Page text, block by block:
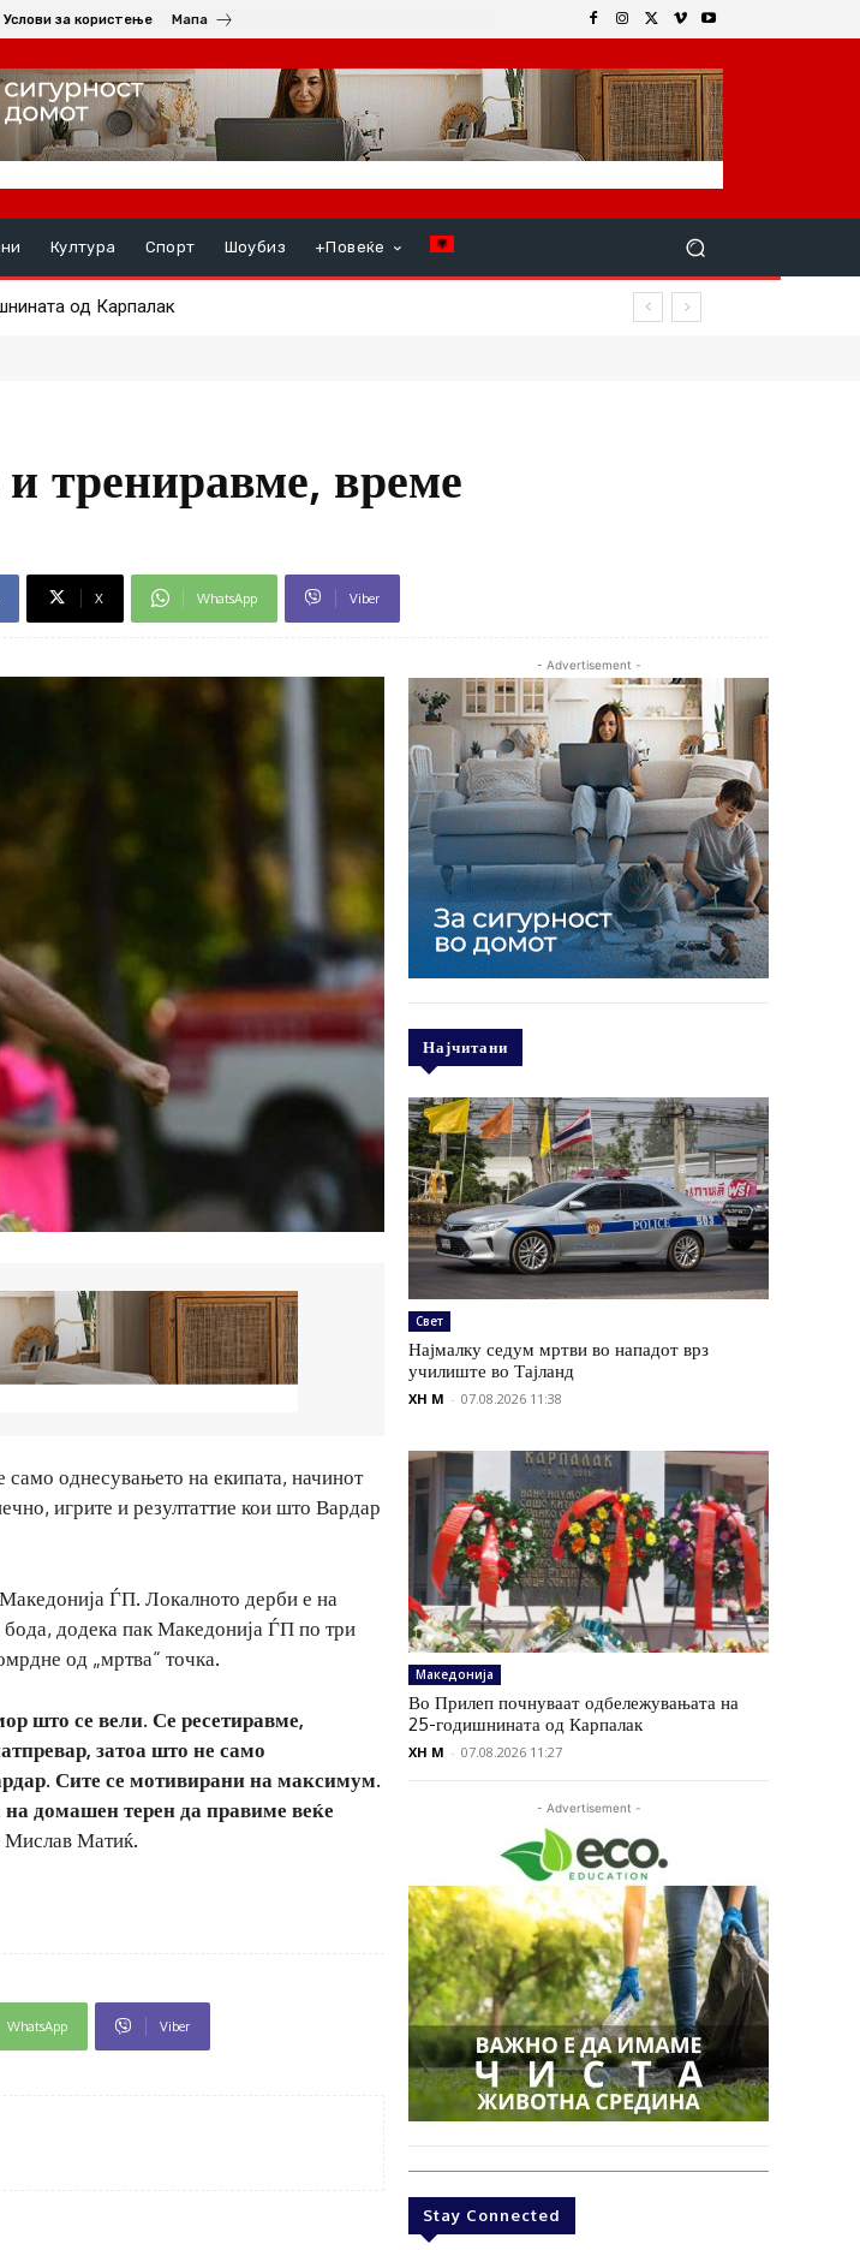
Услови за користење Мапа
Култура Спорт Шоубиз +Повеќе
од Карпалаксо пешкири и столчиња – местата зафатени, луѓето
трениравме, време
X WhatsApp Viber
однесувањето на екипата, начинот
игрите и резултаттие кои што Вардар
Македонија ЃП. Локалното дерби е на
додека пак Македонија ЃП по три
од „мртва“ точка.
што се вели. Се ресетиравме,
затоа што не само
Сите се мотивирани на максимум.
домашен терен да правиме веќе
Мислав Матиќ.
WhatsApp Viber
- Advertisement -
Најчитани
Свет
Најмалку седум мртви во нападот врз
училиште во Тајланд
XH M - 07.08.2026 11:38
Македонија
Во Прилеп почнуваат одбележувањата на
25-годишнината од Карпалак
XH M - 07.08.2026 11:27
- Advertisement -
Stay Connected